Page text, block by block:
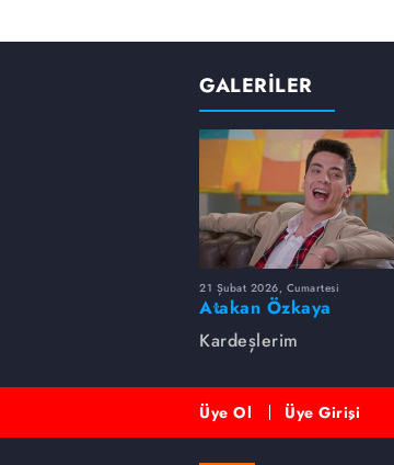
GALERİLER
21 Şubat 2026, Cumartesi
Atakan Özkaya
Kardeşlerim
Üye Ol Üye Girişi